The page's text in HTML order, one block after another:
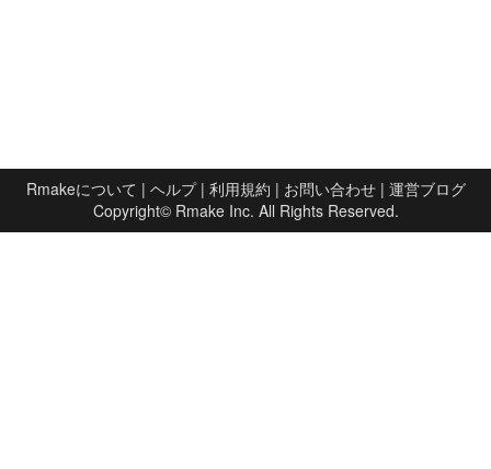
Rmakeについて | ヘルプ| 利用規約 | お問い合わせ| 運営ブログ
Copyright© Rmake Inc. All Rights Reserved.